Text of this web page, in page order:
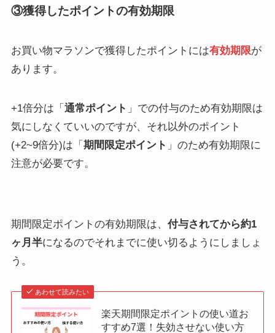
③獲得したポイントの有効期限
お買い物マラソンで獲得したポイントには有効期限が
あります。
+1倍分は「 通常ポイント 」での付与のため有効期限は
気にしなくていいのですが、それ以外のポイント
(+2~9倍分)は「 期間限定ポイント 」のため有効期限に
注意が必要です。
期間限定ポイントの有効期限は、 付与されてから約1
ヶ月半になるのでそれまでに使い切るようにしましょ
う。
あわせて読みたい
楽天期間限定ポイントの使い道お
すすめ7選！失効させない使い方